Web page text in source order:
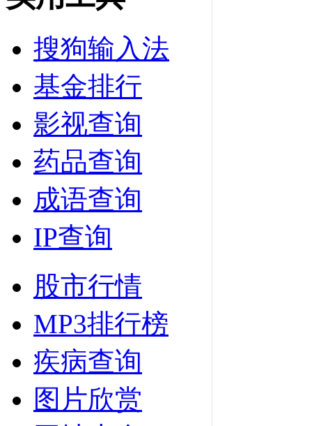
搜狗输入法
基金排行
影视查询
药品查询
成语查询
IP查询
股市行情
MP3排行榜
疾病查询
图片欣赏